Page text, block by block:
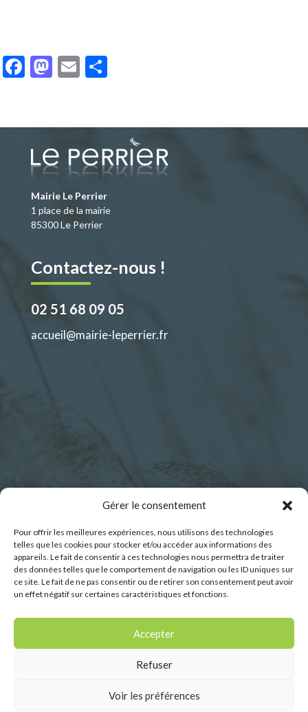
Gérer le consentement
Pour offrir les meilleures expériences, nous utilisons des technologies
telles que les cookies pour stocker et/ou accéder aux informations des
appareils. Le fait de consentir à ces technologies nous permettra de traiter
des données telles que le comportement de navigation ou les ID uniques sur
ce site. Le fait de ne pas consentir ou de retirer son consentement peut avoir
un effet négatif sur certaines caractéristiques et fonctions.
Accepter
Refuser
Voir les préférences
F
b
o
o
k
M
d
o
n
E
l
g
er
Mairie Le Perrier
1 place de la mairie
85300 Le Perrier
Contactez-nous !
02 51 68 09 05
accueil@mairie-leperrier.fr
Horaires d’ouverture :
Lundi : 9h00 – 12h30
Mardi : 9h00 – 12h30
Mercredi : 9h00 – 12h30
Jeudi : 9h00 – 12h30
Samedi : 9h00-11h45
Conception du site internet :Vingt Mille Lieues -